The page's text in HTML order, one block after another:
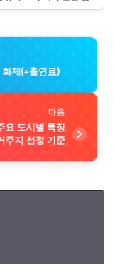
제(+출연료)
다음
요 도시별 특징
주지 선정 기준